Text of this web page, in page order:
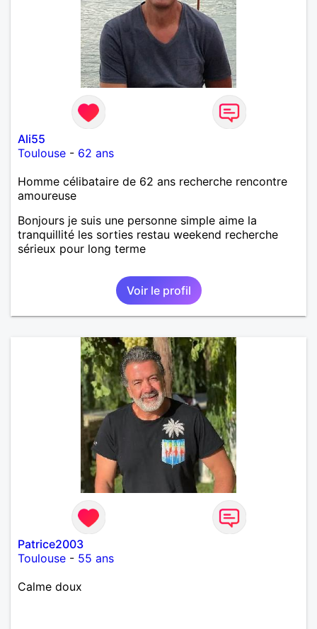
Ali55
Toulouse - 62 ans
Homme célibataire de 62 ans recherche rencontre
amoureuse
Bonjours je suis une personne simple aime la
tranquillité les sorties restau weekend recherche
sérieux pour long terme
Voir le profil
Patrice2003
Toulouse - 55 ans
Calme doux